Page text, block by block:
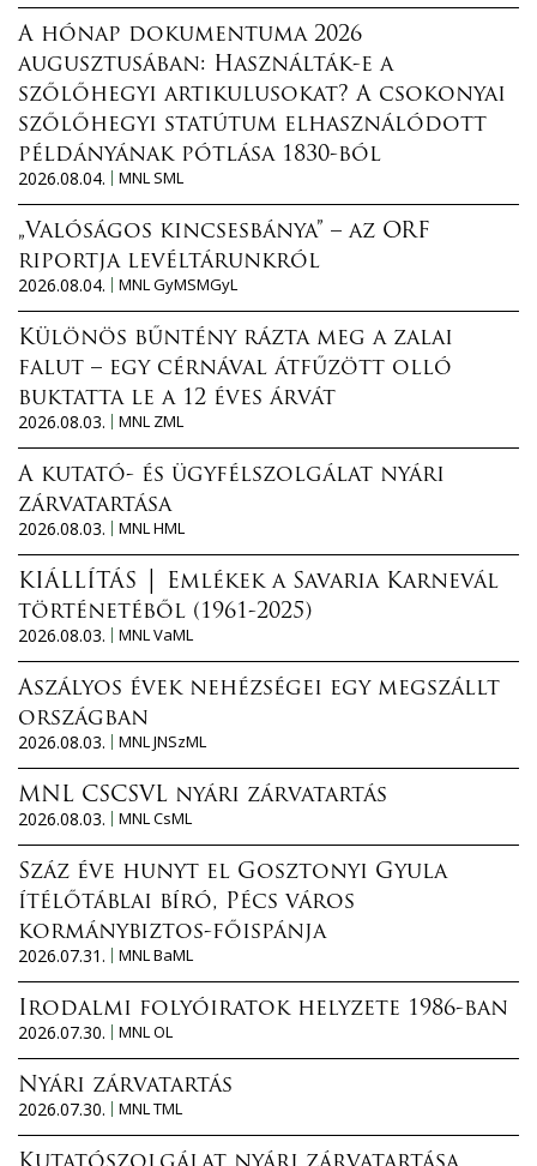
A hónap dokumentuma 2026
augusztusában: Használták-e a
szőlőhegyi artikulusokat? A csokonyai
szőlőhegyi statútum elhasználódott
példányának pótlása 1830-ból
2026.08.04.
MNL SML
„Valóságos kincsesbánya” – az ORF
riportja levéltárunkról
2026.08.04.
MNL GyMSMGyL
Különös bűntény rázta meg a zalai
falut – egy cérnával átfűzött olló
buktatta le a 12 éves árvát
2026.08.03.
MNL ZML
A kutató- és ügyfélszolgálat nyári
zárvatartása
2026.08.03.
MNL HML
KIÁLLÍTÁS │ Emlékek a Savaria Karnevál
történetéből (1961-2025)
2026.08.03.
MNL VaML
Aszályos évek nehézségei egy megszállt
országban
2026.08.03.
MNL JNSzML
MNL CSCSVL nyári zárvatartás
2026.08.03.
MNL CsML
Száz éve hunyt el Gosztonyi Gyula
ítélőtáblai bíró, Pécs város
kormánybiztos-főispánja
2026.07.31.
MNL BaML
Irodalmi folyóiratok helyzete 1986-ban
2026.07.30.
MNL OL
Nyári zárvatartás
2026.07.30.
MNL TML